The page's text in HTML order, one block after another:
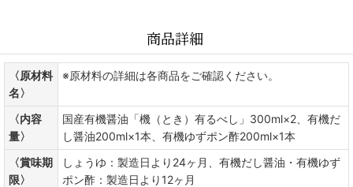
商品詳細
〈原材料
名〉
※原材料の詳細は各商品をご確認ください。
〈内容
量〉
国産有機醤油「機（とき）有るべし」300ml×2、有機だ
し醤油200ml×1本、有機ゆずポン酢200ml×1本
〈賞味期
限〉
しょうゆ：製造日より24ヶ月、有機だし醤油・有機ゆず
ポン酢：製造日より12ヶ月